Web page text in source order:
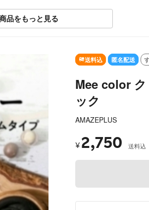
品をもっと見る
送料込 匿名配送
Mee color
ック
AMAZEPLUS
¥ 2,750 送料込